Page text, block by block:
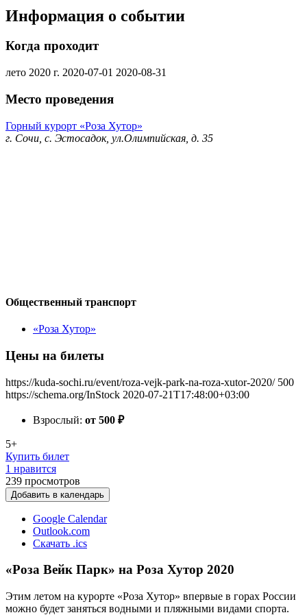
Информация о событии
Когда проходит
лето 2020 г. 2020-07-01 2020-08-31
Место проведения
Горный курорт «Роза Хутор»
г. Сочи, с. Эстосадок, ул.Олимпийская, д. 35
Общественный транспорт
«Роза Хутор»
Цены на билеты
https://kuda-sochi.ru/event/roza-vejk-park-na-roza-xutor-2020/ 500
https://schema.org/InStock 2020-07-21T17:48:00+03:00
Взрослый: от 500 ₽
5+
Купить билет
1 нравится
239 просмотров
Добавить в календарь
Google Calendar
Outlook.com
Скачать .ics
«Роза Вейк Парк» на Роза Хутор 2020
Этим летом на курорте «Роза Хутор» впервые в горах России
можно будет заняться водными и пляжными видами спорта.